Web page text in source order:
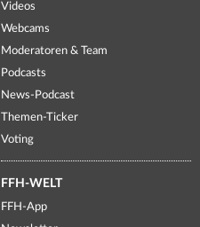
Videos
Webcams
Moderatoren & Team
Podcasts
News-Podcast
Themen-Ticker
Voting
FFH-WELT
FFH-App